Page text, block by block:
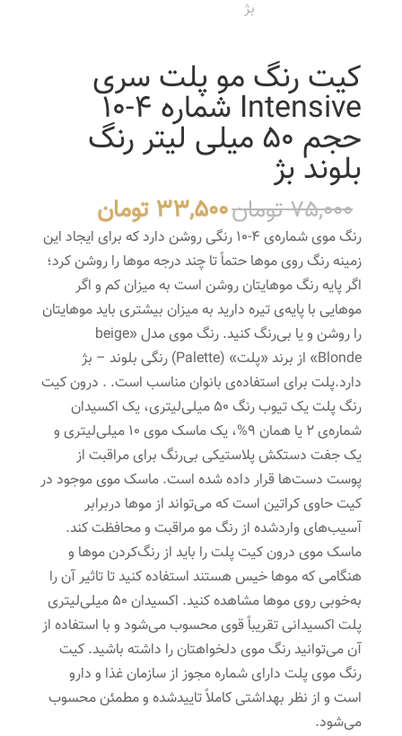
کیت رنگ مو پلت سری
Intensive شماره 4-10
حجم 50 میلی لیتر رنگ
بلوند بژ
75,000تومانقیمت
اصلی
75,000 تومان
بود.
33,500تومانقیمت
فعلی
است.
رنگ موی شماره‌ی 4-10 رنگی روشن دارد که برای ایجاد این
زمینه رنگ روی موها حتماً تا چند درجه موها را روشن کرد؛
اگر پایه رنگ موهایتان روشن است به میزان کم و اگر
موهایی با پایه‌ی تیره دارید به میزان بیشتری باید موهایتان
را روشن و یا بی‌رنگ کنید. رنگ موی مدل «beige
Blonde» از برند «پلت» (Palette) رنگی بلوند – بژ
دارد.پلت برای استفاده‌ی بانوان مناسب است. . درون کیت
رنگ پلت یک تیوب رنگ 50 میلی‌لیتری، یک اکسیدان
شماره‌ی 2 یا همان 9%، یک ماسک ‌موی 10 میلی‌لیتری و
یک جفت دستکش پلاستیکی بی‌رنگ برای مراقبت از
پوست دست‌ها قرار داده شده است. ماسک موی موجود در
کیت حاوی کراتین است که می‌تواند از موها دربرابر
آسیب‌های واردشده از رنگ مو مراقبت و محافظت کند.
ماسک موی درون کیت پلت را باید از رنگ‌کردن موها و
هنگامی که موها خیس هستند استفاده کنید تا تاثیر آن را
به‌خوبی روی موها مشاهده کنید. اکسیدان 50 میلی‌لیتری
پلت اکسیدانی تقریباً قوی محسوب می‌شود و با استفاده از
آن می‌توانید رنگ موی دلخواهتان را داشته باشید. کیت
رنگ موی پلت دارای شماره مجوز از سازمان غذا و دارو
است و از نظر بهداشتی کاملاً تاییدشده و مطمئن محسوب
می‌شود.